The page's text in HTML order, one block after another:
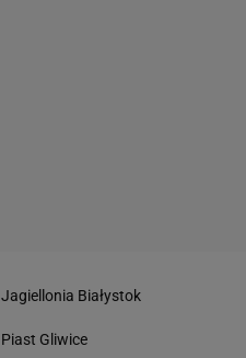
Jagiellonia Białystok
Piast Gliwice